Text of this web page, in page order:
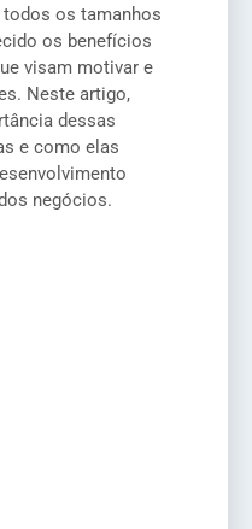
os tamanhos
os benefícios
visam motivar e
Neste artigo,
dessas
e como elas
negócios.